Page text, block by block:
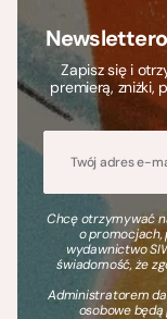
Zapisz się i
premierą, zniżki,
Chcę otrzymywać
o promocjach,
wydawnictwo
świadomość, że
Administratorem
osobowe